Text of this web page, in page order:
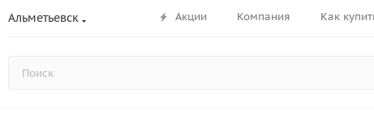
Альметьевск Акции Компания Как